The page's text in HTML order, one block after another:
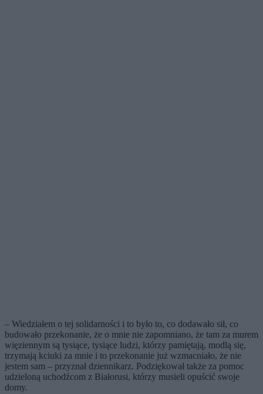
– Wiedziałem o tej solidarności i to było to, co dodawało sił, co
budowało przekonanie, że o mnie nie zapomniano, że tam za murem
więziennym są tysiące, tysiące ludzi, którzy pamiętają, modlą się,
trzymają kciuki za mnie i to przekonanie już wzmacniało, że nie
jestem sam – przyznał dziennikarz. Podziękował także za pomoc
udzieloną uchodźcom z Białorusi, którzy musieli opuścić swoje
domy.